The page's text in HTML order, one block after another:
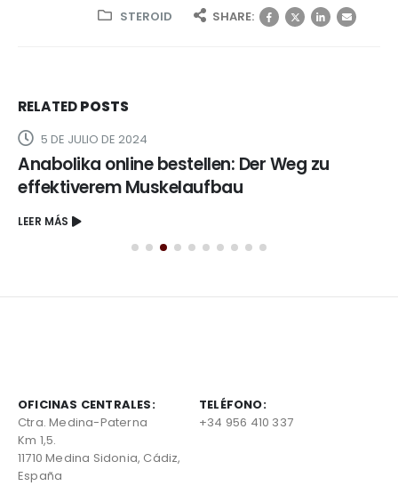
STEROID SHARE:
RELATEDPOSTS
5 DE JULIO DE 2024
Anabolika online bestellen: Der Weg zu
effektiverem Muskelaufbau
LEER MÁS
OFICINAS CENTRALES:
Ctra. Medina-Paterna
Km 1,5.
11710 Medina Sidonia, Cádiz,
España
TELÉFONO:
+34 956 410 337